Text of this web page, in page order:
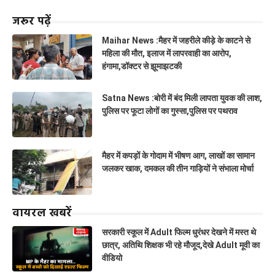
जरूर पढ़ें
Maihar News :मैहर में जहरीले कीड़े के काटने से
महिला की मौत, इलाज में लापरवाही का आरोप,
हंगामा,डॉक्टर से झूमाझटकी
Satna News :बोरी में बंद मिली लापता युवक की लाश,
पुलिस पर फूटा लोगों का गुस्सा,पुलिस पर पथराव
मैहर में कपड़ों के गोदाम में भीषण आग, लाखों का सामान
जलकर खाक, दमकल की तीन गाड़ियों ने संभाला मोर्चा
वायरल खबरें
सरकारी स्कूल में Adult फिल्म धुरंधर देखने में मस्त थे
छात्र, अतिथि शिक्षक भी रहे मौजूद,देखे Adult मूवी का
वीडियो